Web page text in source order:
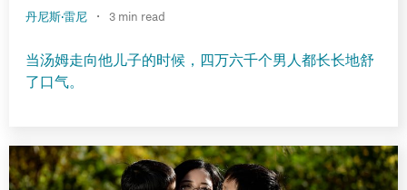
丹尼斯·雷尼 · 3 min read
当汤姆走向他儿子的时候，四万六千个男人都长长地舒
了口气。